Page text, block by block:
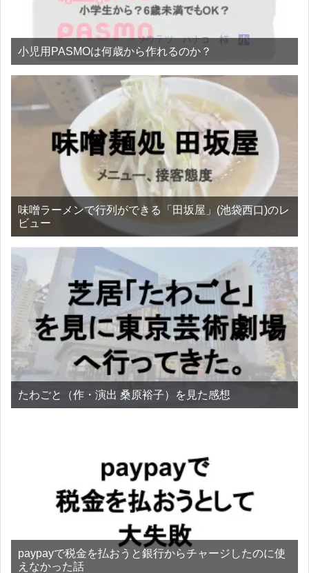
小児用PASMOは何歳から作れるのか？
味噌ラーメンで行列ができる「田坂屋」(池袋西口)のレ
ビュー
たわごと（作・演出 桑原裕子）を見た感想
paypayで税金を払おうと銀行からチャージしたのに使
えなかった話